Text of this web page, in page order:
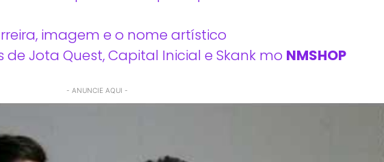
imagem e o nome artístico
de Jota Quest, Capital Inicial e Skank mo NMSHOP
- ANUNCIE AQUI -